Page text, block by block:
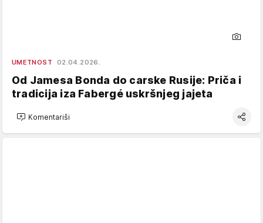
UMETNOST 02.04.2026.
Od Jamesa Bonda do carske Rusije: Priča i
tradicija iza Fabergé uskršnjeg jajeta
Komentariši